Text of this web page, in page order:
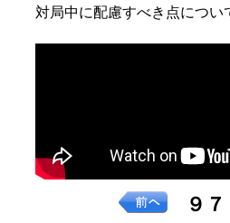
対局中に配慮すべき点につい
９７